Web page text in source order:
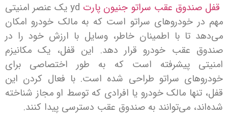
عقب سراتو جنیون پارت
yd یک عنصر امنیتی
خودروهای سراتو است که به مالک خودرو امکان
با اطمینان خاطر، وسایل با ارزش خود را در
عقب خودرو قرار دهد. این قفل، یک مکانیزم
پیشرفته است که به طور اختصاصی برای
سراتو طراحی شده است. با فعال کردن این
مالک خودرو یا افرادی که توسط او مجاز شناخته
می‌توانند به صندوق عقب دسترسی پیدا کنند.